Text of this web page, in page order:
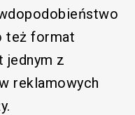
też format
jednym z
reklamowych